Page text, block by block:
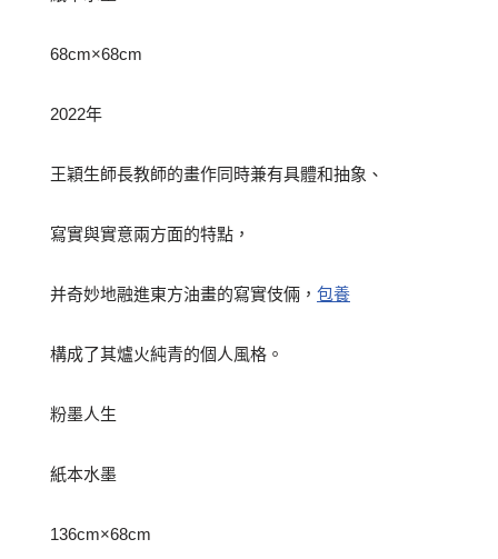
68cm×68cm
2022年
王穎生師長教師的畫作同時兼有具體和抽象、
寫實與實意兩方面的特點，
并奇妙地融進東方油畫的寫實伎倆， 包養
構成了其爐火純青的個人風格。
粉墨人生
紙本水墨
136cm×68cm